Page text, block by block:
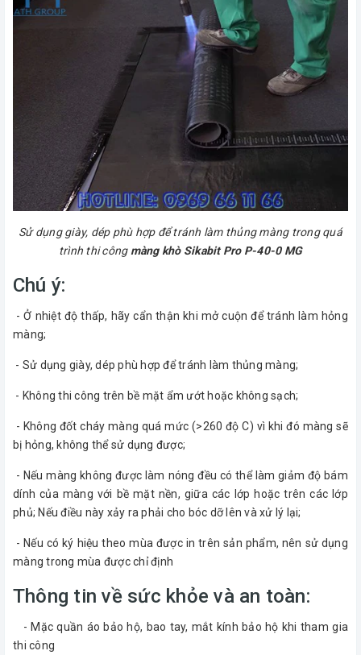
Sử dụng giày, dép phù hợp để tránh làm thủng màng trong quá
trình thi công màng khò Sikabit Pro P-40-0 MG
Chú ý:
- Ở nhiệt độ thấp, hãy cẩn thận khi mở cuộn để tránh làm hỏng
màng;
- Sử dụng giày, dép phù hợp để tránh làm thủng màng;
- Không thi công trên bề mặt ẩm ướt hoặc không sạch;
- Không đốt cháy màng quá mức (>260 độ C) vì khi đó màng sẽ
bị hỏng, không thể sử dụng được;
- Nếu màng không được làm nóng đều có thể làm giảm độ bám
dính của màng với bề mặt nền, giữa các lớp hoặc trên các lớp
phủ; Nếu điều này xảy ra phải cho bóc dỡ lên và xử lý lại;
- Nếu có ký hiệu theo mùa được in trên sản phẩm, nên sử dụng
màng trong mùa được chỉ định
Thông tin về sức khỏe và an toàn:
- Mặc quần áo bảo hộ, bao tay, mắt kính bảo hộ khi tham gia
thi công